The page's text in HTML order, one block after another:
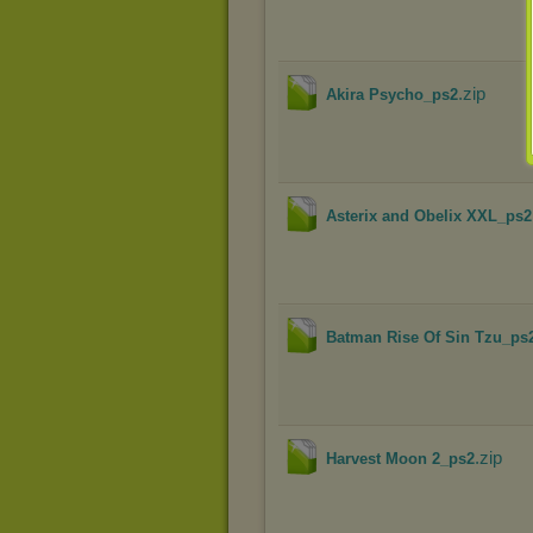
Akira Psycho_ps2.zip
Asterix and Obelix XXL_ps2
Batman Rise Of Sin
Harvest Moon 2_ps2.zip